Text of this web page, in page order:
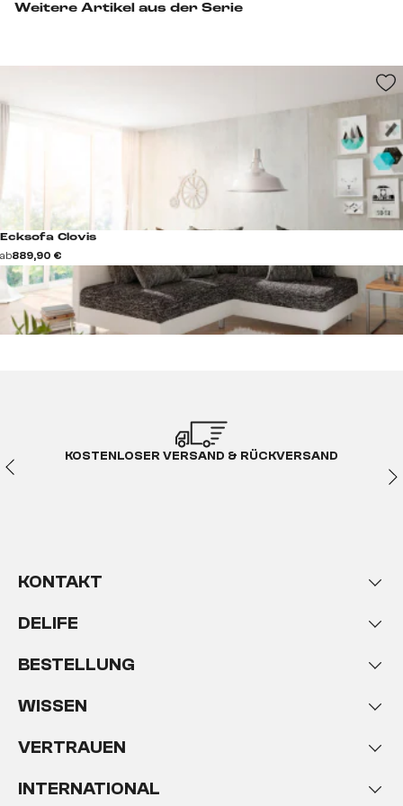
Weitere Artikel aus der Serie
Ecksofa Clovis
ab889,90 €
KOSTENLOSER VERSAND & RÜCKVERSAND
KONTAKT
DELIFE
BESTELLUNG
WISSEN
VERTRAUEN
INTERNATIONAL